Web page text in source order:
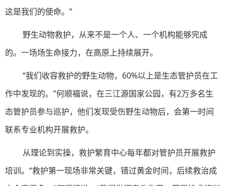
这是我们的使命。”
野生动物救护，从来不是一个人、一个机构能够完成
的。一场场生命接力，在高原上持续展开。
“我们收容救护的野生动物，60%以上是生态管护员在工
作中发现的。”何顺福说，在三江源国家公园，有2万多名生
态管护员参与巡护，他们发现受伤野生动物后，会第一时间
联系专业机构开展救护。
从理论到实操，救护繁育中心每年都对管护员开展救护
培训。“救护第一现场非常关键，错过黄金时间，后续救治成